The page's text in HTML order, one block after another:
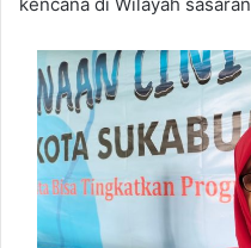
kencana di Wilayah sasaran